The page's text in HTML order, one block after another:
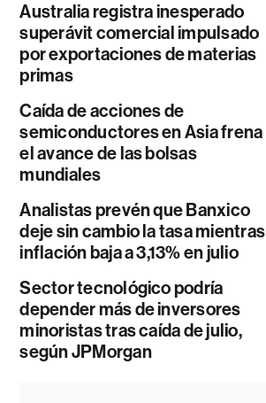
Australia registra inesperado
superávit comercial impulsado
por exportaciones de materias
primas
Caída de acciones de
semiconductores en Asia frena
el avance de las bolsas
mundiales
Analistas prevén que Banxico
deje sin cambio la tasa mientras
inflación baja a 3,13% en julio
Sector tecnológico podría
depender más de inversores
minoristas tras caída de julio,
según JPMorgan